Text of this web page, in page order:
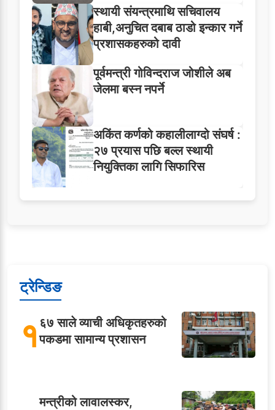
स्थायी संयन्त्रमाथि सचिवालय
हाबी,अनुचित दबाब ठाडो इन्कार गर्ने
प्रशासकहरुको दावी
पूर्वमन्त्री गोविन्दराज जोशीले अब
जेलमा बस्न नपर्ने
अकिंत कर्णको कहालीलाग्दो संघर्ष :
२७ प्रयास पछि बल्ल स्थायी
नियुक्तिका लागि सिफारिस
ट्रेन्डिङ
१६७ साले व्याची अधिकृतहरुको
पकडमा सामान्य प्रशासन
मन्त्रीको लावालस्कर,